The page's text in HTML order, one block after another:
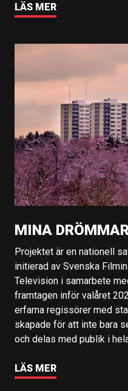
LÄS MER
MINA
Projektet är en nationell
initierad av Svenska
Television i samarbete
framtagen inför valåret
erfarna regissörer med
skapade för att inte bara
och delas med publik i
LÄS MER